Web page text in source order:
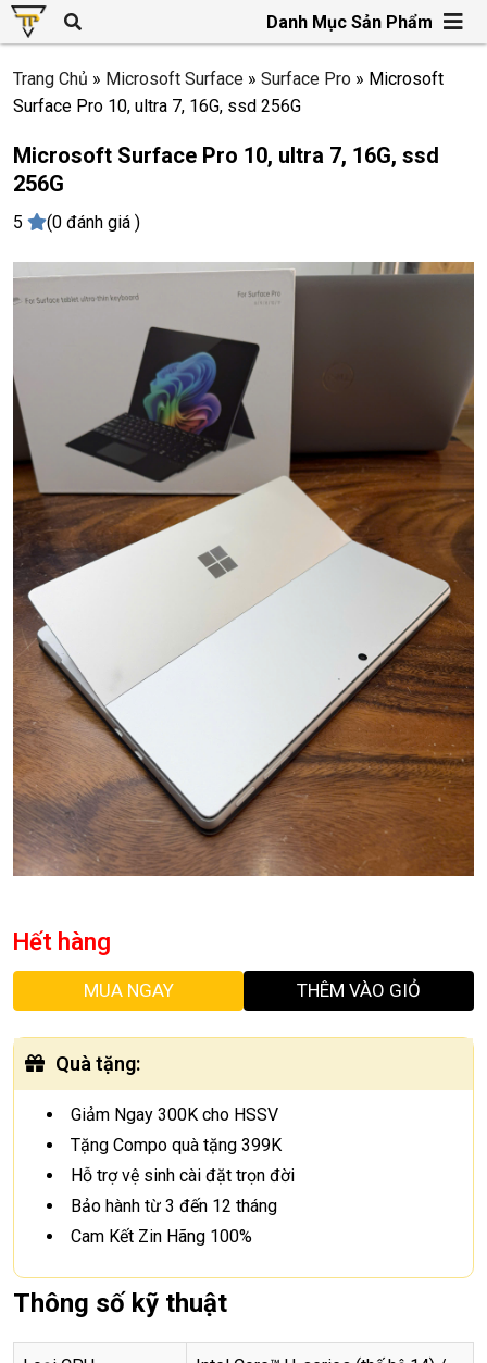
Danh Mục Sản Phẩm
Trang Chủ » Microsoft Surface » Surface Pro » Microsoft
Surface Pro 10, ultra 7, 16G, ssd 256G
Microsoft Surface Pro 10, ultra 7, 16G, ssd
256G
5 (0 đánh giá )
Hết hàng
MUA NGAY THÊM VÀO GIỎ
Quà tặng:
Giảm Ngay 300K cho HSSV
Tặng Compo quà tặng 399K
Hỗ trợ vệ sinh cài đặt trọn đời
Bảo hành từ 3 đến 12 tháng
Cam Kết Zin Hãng 100%
Thông số kỹ thuật